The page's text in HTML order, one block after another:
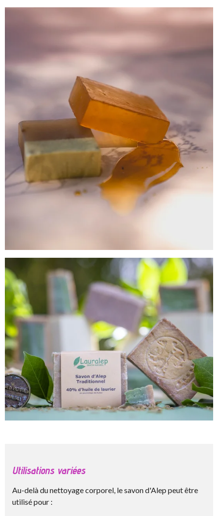
Utilisations variées
Au-delà du nettoyage corporel, le savon d'Alep peut être
utilisé pour :